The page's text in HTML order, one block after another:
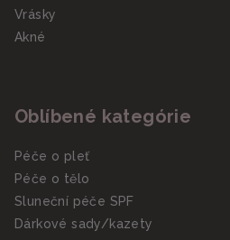
Vrásky
Akné
Oblíbené kategórie
Péče o pleť
Péče o tělo
Sluneční péče SPF
Dárkové sady/kazety